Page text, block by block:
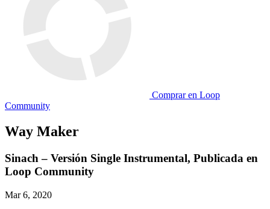
Comprar en Loop
Community
Way Maker
Sinach – Versión Single Instrumental, Publicada en
Loop Community
Mar 6, 2020